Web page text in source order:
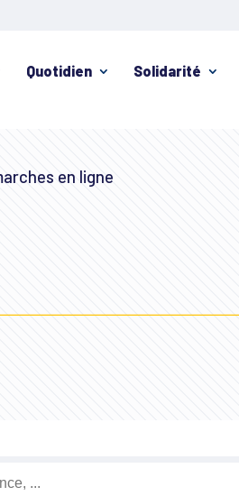
Quotidien Solidarité
en ligne